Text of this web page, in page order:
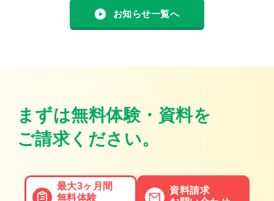
お知らせ一覧へ
まずは無料体験・資料を
ご請求ください。
最大3ヶ月間
無料体験
資料請求